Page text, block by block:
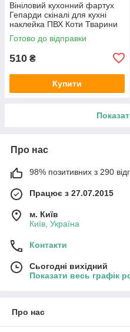
Вініловий кухонний фартух
Гепарди скіналі для кухні
наклейка ПВХ Коти Тварини
Чорний 600х2000 мм
Готово до відправки
510 ₴
Купити
Про нас
98% позитивних з 290
Працює з 27.07.2015
м. Київ
Київ, Україна
Контакти
Сьогодні вихідний
Показати весь графік
Про нас